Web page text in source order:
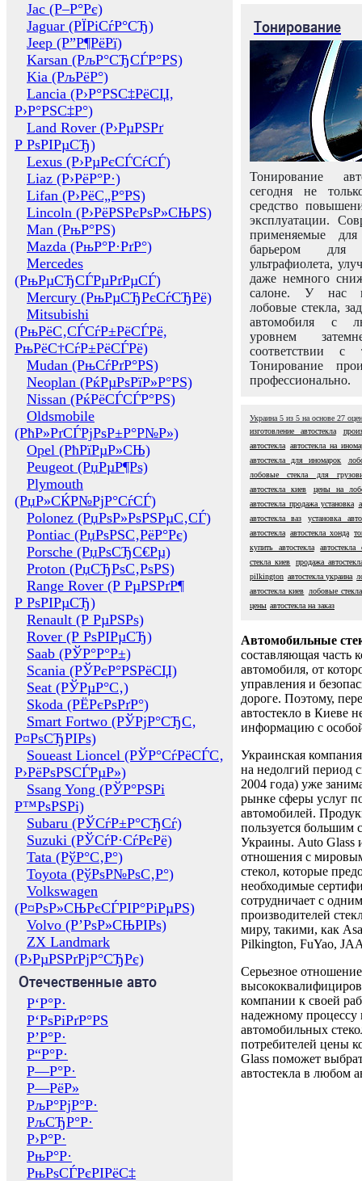
Jac (Р–Р°Рє)
Jaguar (РЇРіСѓР°СЂ)
Jeep (Р”Р¶РёРї)
Karsan (РљР°СЂСЃР°РЅ)
Kia (РљРёР°)
Lancia (Р›Р°РЅС‡РёСЏ,
Р›Р°РЅС‡Р°)
Land Rover (Р›РµРЅРґ
Р РѕРІРµСЂ)
Lexus (Р›РµРєСЃСѓСЃ)
Liaz (Р›РёР°Р·)
Lifan (Р›РёС„Р°РЅ)
Lincoln (Р›РёРЅРєРѕР»СЊРЅ)
Man (РњР°РЅ)
Mazda (РњР°Р·РґР°)
Mercedes
(РњРµСЂСЃРµРґРµСЃ)
Mercury (РњРµСЂРєСѓСЂРё)
Mitsubishi
(РњРёС‚СЃСѓР±РёСЃРё,
РњРёС†СѓР±РёСЃРё)
Mudan (РњСѓРґР°РЅ)
Neoplan (РќРµРѕРїР»Р°РЅ)
Nissan (РќРёСЃСЃР°РЅ)
Oldsmobile
(РћР»РґСЃРјРѕР±Р°Р№Р»)
Opel (РћРїРµР»СЊ)
Peugeot (РџРµР¶Рѕ)
Plymouth
(РџР»СЌР№РјР°СѓСЃ)
Polonez (РџРѕР»РѕРЅРµС‚СЃ)
Pontiac (РџРѕРЅС‚РёР°Рє)
Porsche (РџРѕСЂС€Рµ)
Proton (РџСЂРѕС‚РѕРЅ)
Range Rover (Р РµРЅРґР¶
Р РѕРІРµСЂ)
Renault (Р РµРЅРѕ)
Rover (Р РѕРІРµСЂ)
Saab (РЎР°Р°Р±)
Scania (РЎРєР°РЅРёСЏ)
Seat (РЎРµР°С‚)
Skoda (РЁРєРѕРґР°)
Smart Fortwo (РЎРјР°СЂС‚
Р¤РѕСЂРІРѕ)
Soueast Lioncel (РЎР°СѓРёСЃС‚
Р›РёРѕРЅСЃРµР»)
Ssang Yong (РЎР°РЅРі
Р™РѕРЅРі)
Subaru (РЎСѓР±Р°СЂСѓ)
Suzuki (РЎСѓР·СѓРєРё)
Tata (РўР°С‚Р°)
Toyota (РўРѕР№РѕС‚Р°)
Volkswagen
(Р¤РѕР»СЊРєСЃРІР°РіРµРЅ)
Volvo (Р’РѕР»СЊРІРѕ)
ZX Landmark
(Р›РµРЅРґРјР°СЂРє)
Отечественные авто
Р‘Р°Р·
Р‘РѕРіРґР°РЅ
Р’Р°Р·
Р“Р°Р·
Р—Р°Р·
Р—РёР»
РљР°РјР°Р·
РљСЂР°Р·
Р›Р°Р·
РњР°Р·
РњРѕСЃРєРІРёС‡
Тонирование
Тонирование
сегодня не
средство
эксплуатации.
применяемые
барьером для
ультрафиолета,
даже немного
салоне. У нас
лобовые стекла,
автомобиля с
уровнем
соответствии с
Тонирование
профессионально.
Украина 5 из 5 на основе 27
изготовление автостекла
автостекла автостекла на
автостекла для иномарок
лобовые стекла для
автостекла киев
цены на
автостекла продажа установка
автостекла ваз
установка
автостекла автостекла хонда
купить автостекла
автостекла
стекла киев
продажа
pilkington автостекла украина
автостекла киев
лобовые
цены автостекла на заказ
Автомобильные
составляющая часть
автомобиля, от
управления и
дороге. Поэтому,
автостекло в Киеве
информацию с
Украинская
на недолгий период
2004 года) уже
рынке сферы услуг
автомобилей.
пользуется большим
Украины. Auto Glass
отношения с
стекол, которые
необходимые
сотрудничает с
производителей
миру, такими, как
Pilkington, FuYao,
Серьезное отношение
компании к своей
надежному процессу
автомобильных
потребителей цены
Glass поможет
автостекла в любом